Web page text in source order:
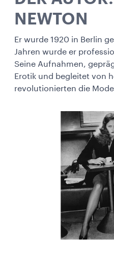
NEWTON
Er wurde 1920 in Berlin
Jahren wurde er
Seine Aufnahmen,
Erotik und begleitet von
revolutionierten die